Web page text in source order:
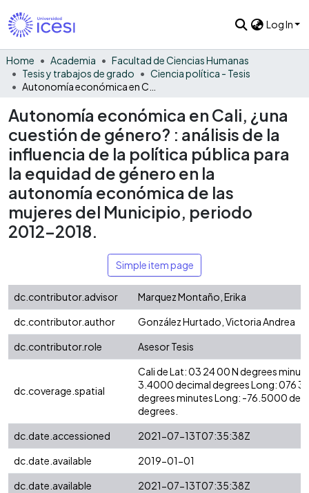
Log In
Home Academia
Facultad de Ciencias Humanas
Tesis y trabajos de grado
Ciencia política - Tesis
Autonomía económica en Cali, ¿una
cuestión de género? : análisis de la
influencia de la política pública para
la equidad de género en la
autonomía económica de las
mujeres del Municipio, periodo
2012-2018.
Simple item page
dc.contributor.advisor
Marquez Montaño, Erika
dc.contributor.author
González Hurtado, Victoria Andrea
dc.contributor.role
Asesor Tesis
dc.coverage.spatial
Cali de Lat: 03 24 00 N degrees
3.4000 decimal degrees Long: 076
degrees minutes Long: -76.5000
degrees.
dc.date.accessioned
2021-07-13T07:35:38Z
dc.date.available
2019-01-01
dc.date.available
2021-07-13T07:35:38Z